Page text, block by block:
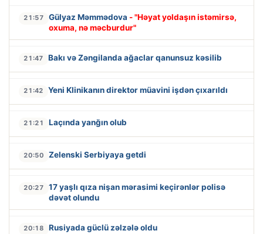
21:57 Gülyaz Məmmədova - "Həyat yoldaşın istəmirsə,
oxuma, nə məcburdur"
21:47 Bakı və Zəngilanda ağaclar qanunsuz kəsilib
21:42 Yeni Klinikanın direktor müavini işdən çıxarıldı
21:21 Laçında yanğın olub
20:50 Zelenski Serbiyaya getdi
20:27
17 yaşlı qıza nişan mərasimi keçirənlər polisə
dəvət olundu
20:18 Rusiyada güclü zəlzələ oldu